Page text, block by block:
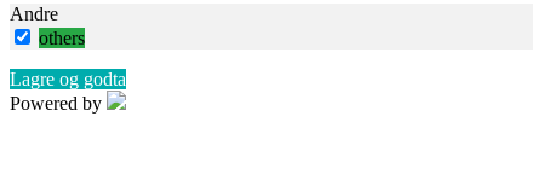
Andre
others
Lagre og godta
Powered by